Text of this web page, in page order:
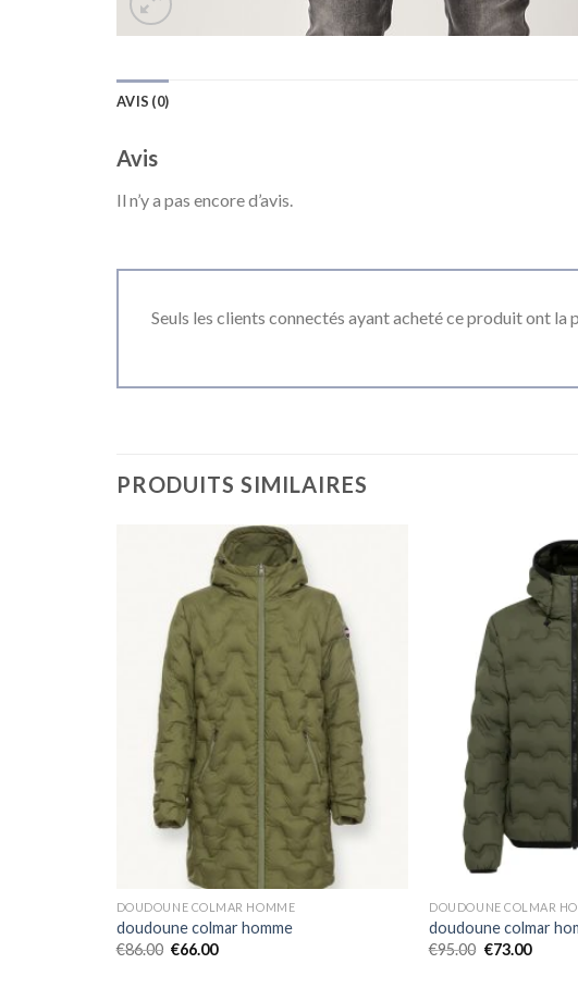
AVIS (0)
Avis
Il n’y a pas encore d’avis.
Seuls les clients connectés ayant acheté ce produit ont la
PRODUITS SIMILAIRES
DOUDOUNE COLMAR HOMME
doudoune colmar homme
€86.00 €66.00
DOUDOUNE COLMAR
doudoune colmar
€95.00 €73.00